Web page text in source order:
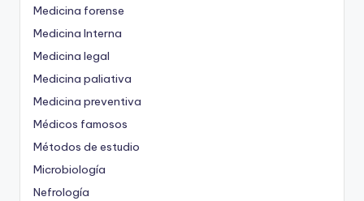
Medicina forense
Medicina Interna
Medicina legal
Medicina paliativa
Medicina preventiva
Médicos famosos
Métodos de estudio
Microbiología
Nefrología